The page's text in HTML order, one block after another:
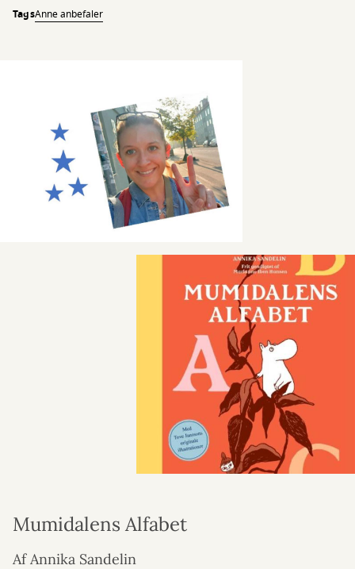
TagsAnne anbefaler
Mumidalens Alfabet
Af Annika Sandelin